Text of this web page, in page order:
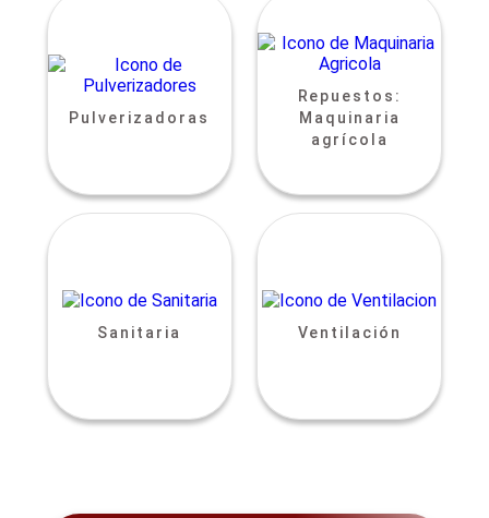
Pulverizadoras
Repuestos:
Maquinaria
agrícola
Sanitaria Ventilación